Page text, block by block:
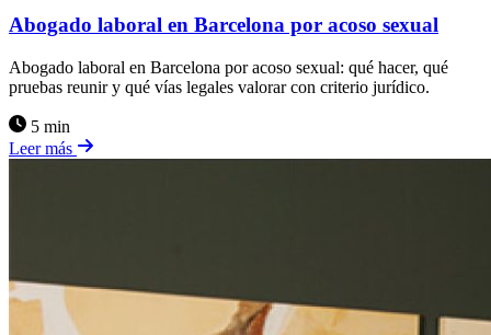
Abogado laboral en Barcelona por acoso sexual
Abogado laboral en Barcelona por acoso sexual: qué hacer, qué
pruebas reunir y qué vías legales valorar con criterio jurídico.
5 min
Leer más